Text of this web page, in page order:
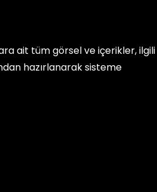
ait tüm görsel ve içerikler, ilgili
hazırlanarak sisteme